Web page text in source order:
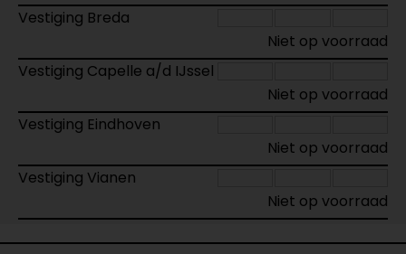
Vestiging Breda
Niet op voorraad
Vestiging Capelle a/d IJssel
Niet op voorraad
Vestiging Eindhoven
Niet op voorraad
Vestiging Vianen
Niet op voorraad